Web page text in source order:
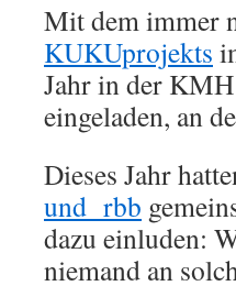
Mit dem immer
KUKUprojekts
Jahr in der
eingeladen, an
Dieses Jahr
und rbb
dazu einluden:
niemand an